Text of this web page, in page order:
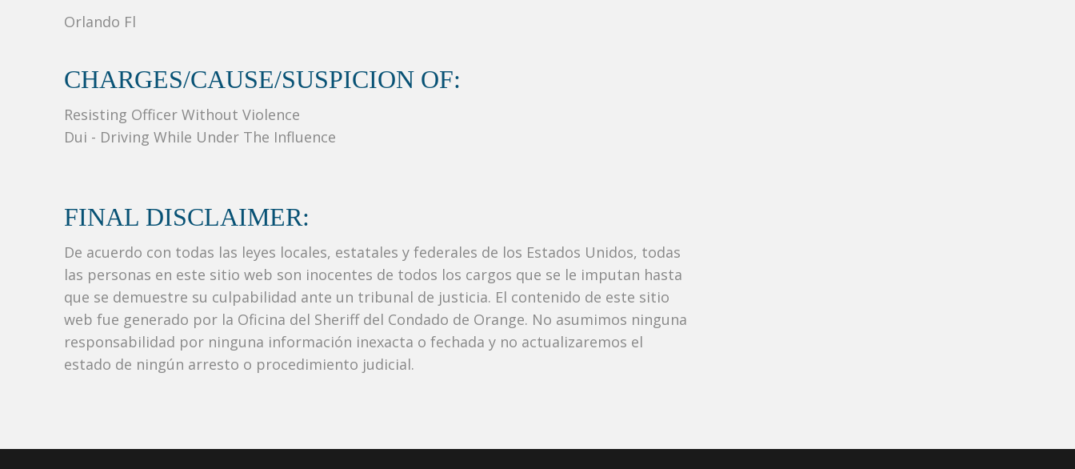
Orlando Fl
CHARGES/CAUSE/SUSPICION OF:
Resisting Officer Without Violence
Dui - Driving While Under The Influence
FINAL DISCLAIMER:
De acuerdo con todas las leyes locales, estatales y federales de los Estados Unidos, todas
las personas en este sitio web son inocentes de todos los cargos que se le imputan hasta
que se demuestre su culpabilidad ante un tribunal de justicia. El contenido de este sitio
web fue generado por la Oficina del Sheriff del Condado de Orange. No asumimos ninguna
responsabilidad por ninguna información inexacta o fechada y no actualizaremos el
estado de ningún arresto o procedimiento judicial.